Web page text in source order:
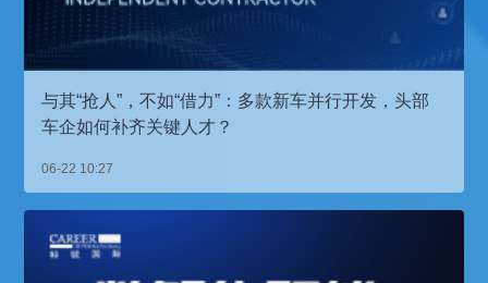
与其“抢人”，不如“借力”：多款新车并行开发，头部
车企如何补齐关键人才？
06-22 10:27